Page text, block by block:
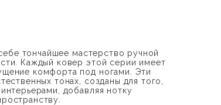
тончайшее мастерство ручной
Каждый ковер этой серии имеет
комфорта под ногами. Эти
тонах, созданы для того,
добавляя нотку